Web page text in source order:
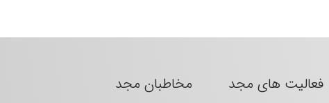
فعالیت های مجد مخاطبان مجد